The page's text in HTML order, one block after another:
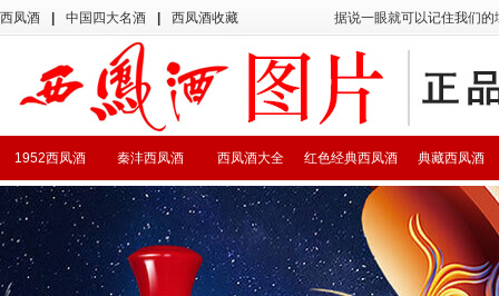
西凤酒 中国四大名酒 西凤酒收藏 据说一眼就可以记住我们
典藏西凤酒
红色经典西凤酒
西凤酒大全
秦沣西凤酒
1952西凤酒